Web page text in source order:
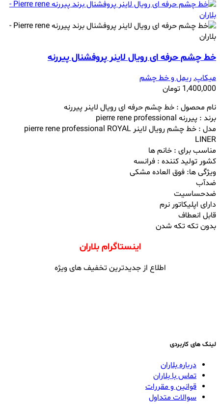
خط چشم حرفه ای رویال لاینر پروفشنال پیررنه
میکاپ,ریمل و خط چشم
1,400,000 تومان
نام محصول : خط چشم حرفه ای رویال لاینر پیررنه
برند : پیررنه pierre rene professional
مدل : خط چشم رویال لاینر pierre rene professional ROYAL
LINER
مناسب برای : خانم ها
کشور تولید کننده : فرانسه
ویژگی ها: فوق العاده مشکی
ضدآب
ضدحساسیت
دارای اپلیکاتور نرم
قابل انعطاف
بدون تکه تکه شدن
اینستاگرام بلاران
اطلاع از جدیدترین تخفیف های ویژه
لینک های کاربردی
درباره بلاران
تماس با بلاران
قوانین و مقررات
سوالات متداول